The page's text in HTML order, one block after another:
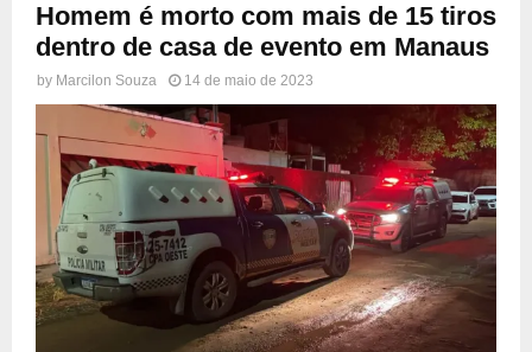
Homem é morto com mais de 15 tiros
dentro de casa de evento em Manaus
by Marcilon Souza 14 de maio de 2023